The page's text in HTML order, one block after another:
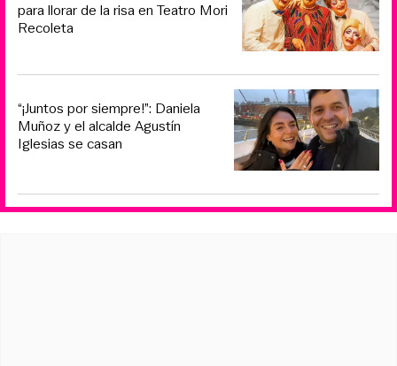
para llorar de la risa en Teatro Mori
Recoleta
“¡Juntos por siempre!”: Daniela
Muñoz y el alcalde Agustín
Iglesias se casan